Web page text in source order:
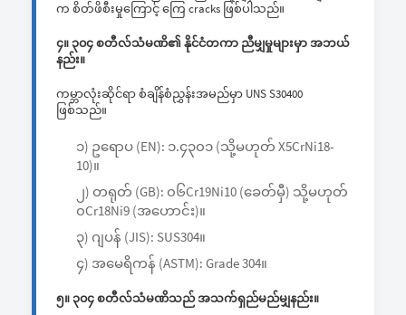
က စိတ်ဖိစီးမှုကြောင့် ကြေ cracks ဖြစ်ပါသည်။
၄။ ၃၀၄ စတီလ်သံမဏိ၏ နိုင်ငံတကာ ညီမျှမှုများမှာ အဘယ်
နည်း။
ကမ္ဘာလုံးဆိုင်ရာ စံချိန်စံညွှန်းအမည်မှာ UNS S30400
ဖြစ်သည်။
၁) ဥရောပ (EN): ၁.၄၃၀၁ (သို့မဟုတ် X5CrNi18-
10)။
၂) တရုတ် (GB): ၀၆Cr19Ni10 (ခေတ်မှီ) သို့မဟုတ်
၀Cr18Ni9 (အဟောင်း)။
၃) ဂျပန် (JIS): SUS304။
၄) အမေရိကန် (ASTM): Grade 304။
၅။ ၃၀၄ စတီလ်သံမဏိသည် အသက်ရှည်မည်မျှနည်း။